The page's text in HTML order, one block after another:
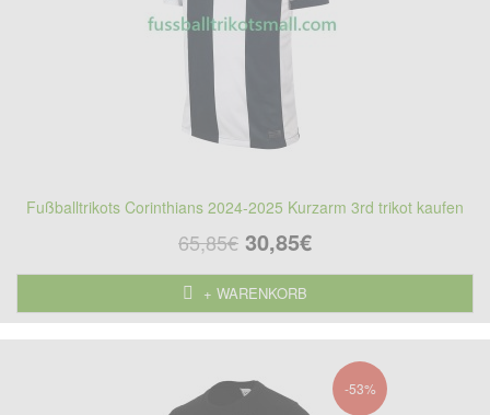
Fußballtrikots Corinthians 2024-2025 Kurzarm 3rd trikot kaufen
65,85€ 30,85€
+ WARENKORB
-53%